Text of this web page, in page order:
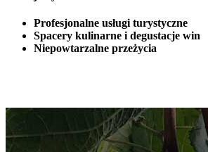
Profesjonalne usługi turystyczne
Spacery kulinarne i degustacje win
Niepowtarzalne przeżycia